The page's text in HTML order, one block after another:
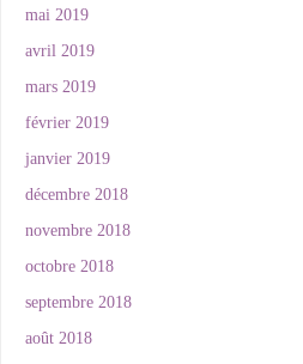
mai 2019
avril 2019
mars 2019
février 2019
janvier 2019
décembre 2018
novembre 2018
octobre 2018
septembre 2018
août 2018